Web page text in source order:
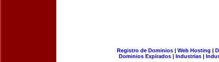
Registro de Dominios| Web Hosting |
Dominios Expirados | Industrias |